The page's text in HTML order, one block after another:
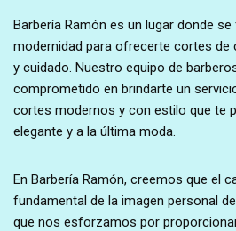
Barbería Ramón es un lugar donde
modernidad para ofrecerte cortes de
y cuidado. Nuestro equipo de
comprometido en brindarte un
cortes modernos y con estilo que te
elegante y a la última moda.
En Barbería Ramón, creemos que el
fundamental de la imagen personal
que nos esforzamos por